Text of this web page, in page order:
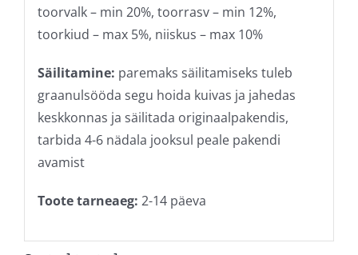
toorvalk – min 20%, toorrasv – min 12%,
toorkiud – max 5%, niiskus – max 10%
Säilitamine: paremaks säilitamiseks tuleb
graanulsööda segu hoida kuivas ja jahedas
keskkonnas ja säilitada originaalpakendis,
tarbida 4-6 nädala jooksul peale pakendi
avamist
Toote tarneaeg: 2-14 päeva